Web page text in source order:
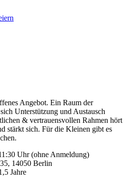
Angebot. Ein Raum der
Unterstützung und Austausch
& vertrauensvollen Rahmen hört
stärkt sich. Für die Kleinen gibt es
Uhr (ohne Anmeldung)
14050 Berlin
Jahre